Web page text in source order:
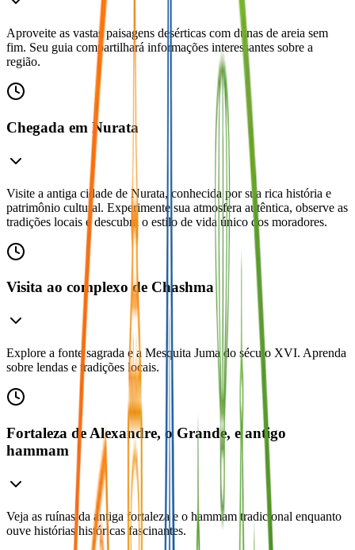
Aproveite as vastas paisagens desérticas com dunas de areia sem
fim. Seu guia compartilhará informações interessantes sobre a
região.
Chegada em Nurata
Visite a antiga cidade de Nurata, conhecida por sua rica história e
patrimônio cultural. Experimente sua atmosfera autêntica, observe as
tradições locais e descubra o estilo de vida único dos moradores.
Visita ao complexo de Chashma
Explore a fonte sagrada e a Mesquita Juma do século XVI. Aprenda
sobre lendas e tradições locais.
Fortaleza de Alexandre, o Grande, e antigo
hammam
Veja as ruínas da antiga fortaleza e o hammam tradicional enquanto
ouve histórias históricas fascinantes.